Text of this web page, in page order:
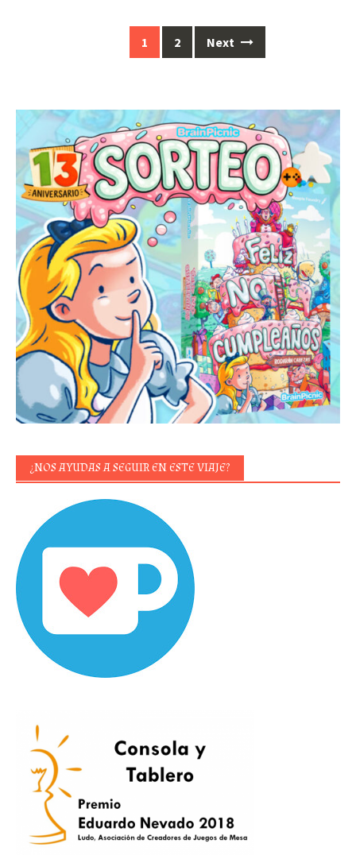
1 2 Next
¿NOS AYUDAS A SEGUIR EN ESTE VIAJE?